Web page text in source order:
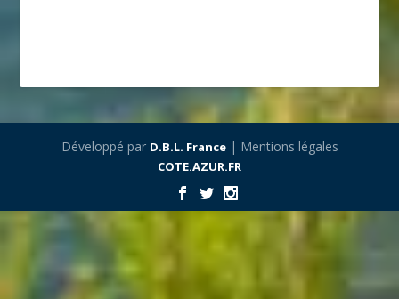
Développé par D.B.L. France| Mentions légales
COTE.AZUR.FR